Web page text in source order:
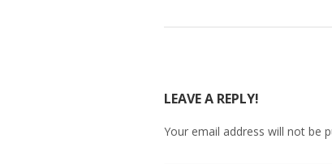
LEAVE A REPLY!
Your email address will not be